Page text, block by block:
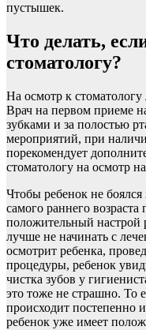
пустышек.
Что делать,
стоматологу?
На осмотр к
Врач на первом приеме
зубками и за полостью
мероприятий, при
порекомендует
стоматологу на осмотр
Чтобы ребенок не боялся
самого раннего возраста
положительный настрой
лучше не начинать с
осмотрит ребенка,
процедуры, ребенок
чистка зубов у
это тоже не страшно. То
происходит постепенно
ребенок уже имеет